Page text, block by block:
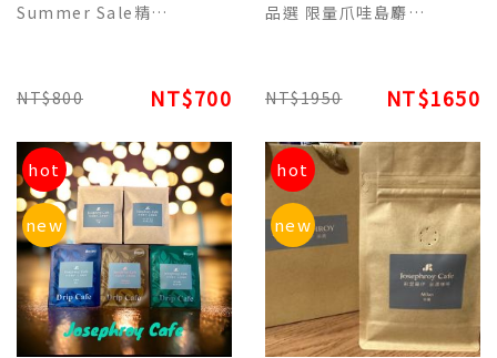
Summer Sale精裝版限定-美式2/義式2/曼特寧2/摩卡2/藍山2混合一盒10包.
NT$800 NT$700
品選 限量爪哇島麝香咖啡單品濾掛咖啡 - 品香的特別咖啡-精裝每盒10包裝
NT$1950 NT$1650
hot
new
hot
new